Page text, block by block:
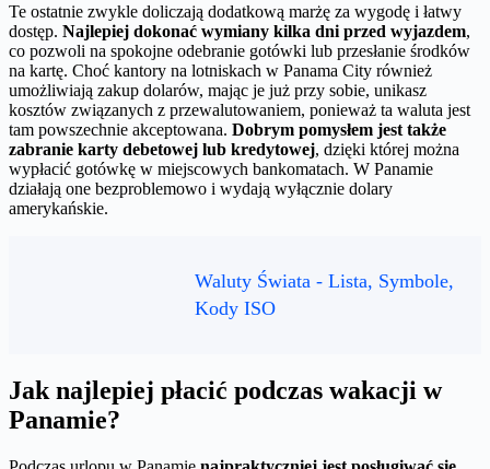
Te ostatnie zwykle doliczają dodatkową marżę za wygodę i łatwy
dostęp. Najlepiej dokonać wymiany kilka dni przed wyjazdem,
co pozwoli na spokojne odebranie gotówki lub przesłanie środków
na kartę. Choć kantory na lotniskach w Panama City również
umożliwiają zakup dolarów, mając je już przy sobie, unikasz
kosztów związanych z przewalutowaniem, ponieważ ta waluta jest
tam powszechnie akceptowana. Dobrym pomysłem jest także
zabranie karty debetowej lub kredytowej, dzięki której można
wypłacić gotówkę w miejscowych bankomatach. W Panamie
działają one bezproblemowo i wydają wyłącznie dolary
amerykańskie.
Waluty Świata - Lista, Symbole,
Kody ISO
Jak najlepiej płacić podczas wakacji w
Panamie?